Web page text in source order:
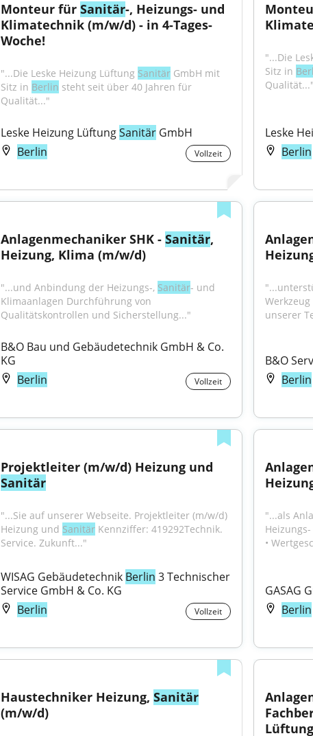
Monteur für Sanitär-, Heizungs- und
Klimatechnik (m/w/d) - in 4-Tages-
Woche!
"...Die Leske Heizung Lüftung Sanitär GmbH mit
Sitz in Berlin steht seit über 40 Jahren für
Qualität..."
Leske Heizung Lüftung Sanitär GmbH
Berlin
Vollzeit
"...Die
Sitz in
Qualität..."
Leske
Berlin
Anlagenmechaniker SHK - Sanitär,
Heizung, Klima (m/w/d)
"...und Anbindung der Heizungs-, Sanitär- und
Klimaanlagen Durchführung von
Qualitätskontrollen und Sicherstellung..."
B&O Bau und Gebäudetechnik GmbH & Co.
KG
Berlin
Vollzeit
unserer
B&O
Berlin
Sanitär
"...Sie auf unserer Webseite. Projektleiter (m/w/d)
Heizung und Sanitär Kennziffer: 419292Technik.
Service. Zukunft..."
WISAG Gebäudetechnik Berlin 3 Technischer
Service GmbH & Co. KG
Berlin
Vollzeit
"...als
•
GASAG
Berlin
Haustechniker Heizung, Sanitär
(m/w/d)
Lüftung